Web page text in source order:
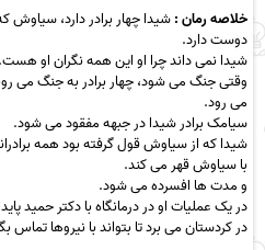
خلاصه‌ رمان :شیدا چهار برادر دارد،
دوست دارد.
شیدا نمی داند چرا او این همه نگران او هست.
وقتی جنگ می شود، چهار برادر به جنگ می
می رود.
سیامک برادر شیدا در جبهه مفقود می شود.
شیدا که از سیاوش قول گرفته بود همه
با سیاوش قهر می کند.
و مدت ها افسرده می شود.
در یک عملیات او در درمانگاه با دکتر حمید
در کردستان می برد تا بتواند با نیروها تماس